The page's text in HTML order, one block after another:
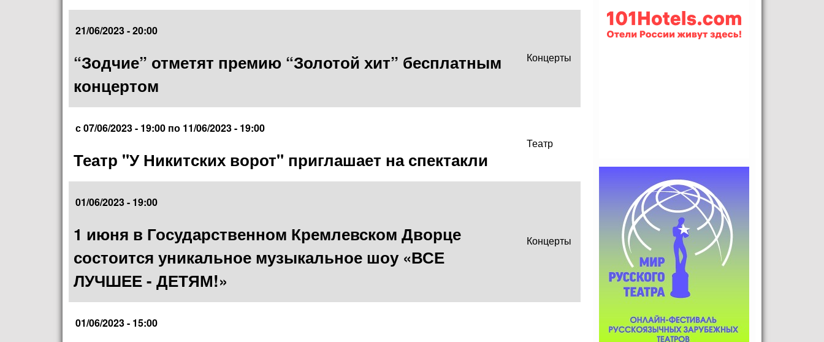
21/06/2023 - 20:00
“Зодчие” отметят премию “Золотой хит” бесплатным
концертом
Концерты
с07/06/2023 - 19:00 по 11/06/2023 - 19:00
Театр "У Никитских ворот" приглашает на спектакли
Театр
01/06/2023 - 19:00
1 июня в Государственном Кремлевском Дворце
состоится уникальное музыкальное шоу «ВСЕ
ЛУЧШЕЕ - ДЕТЯМ!»
Концерты
01/06/2023 - 15:00